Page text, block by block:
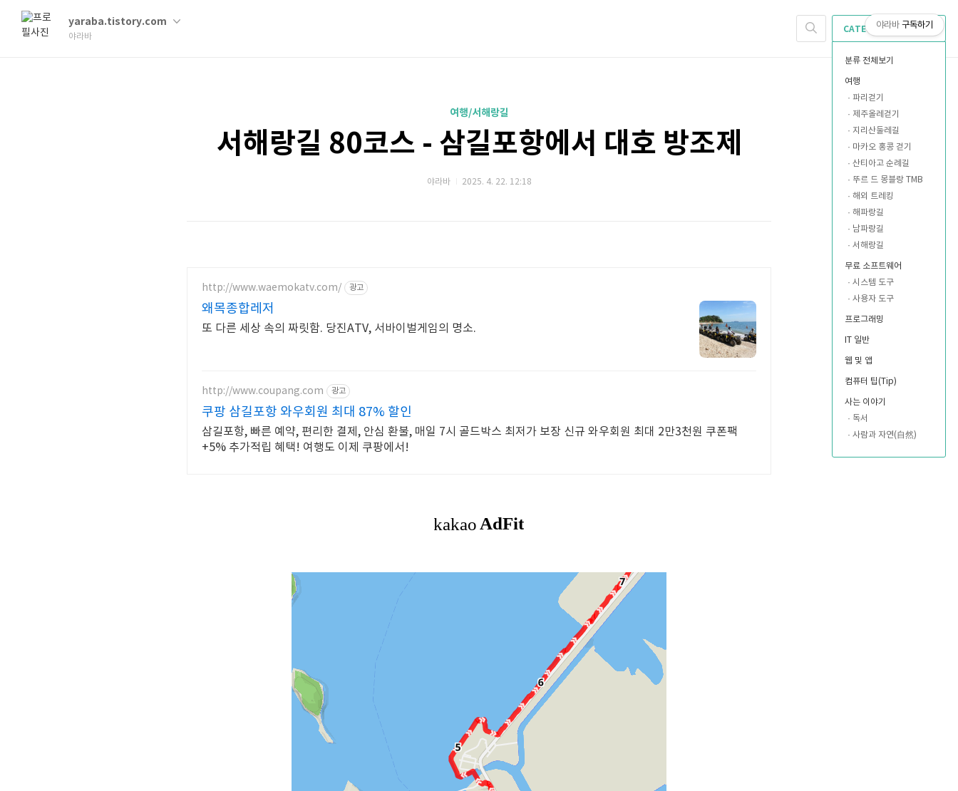
yaraba.tistory.com
야라바
CATEGORY
분류 전체보기
여행
파리걷기
제주올레걷기
지리산둘레길
마카오 홍콩 걷기
산티아고 순례길
뚜르 드 몽블랑 TMB
해외 트레킹
해파랑길
남파랑길
서해랑길
무료 소프트웨어
시스템 도구
사용자 도구
프로그래밍
IT 일반
웹 및 앱
컴퓨터 팁(Tip)
사는 이야기
독서
사람과 자연(自然)
여행/서해랑길
서해랑길 80코스 - 삼길포항에서 대호 방조제
야라바 2025. 4. 22. 12:18
http://www.waemokatv.com/ 광고
왜목종합레저
또 다른 세상 속의 짜릿함. 당진ATV, 서바이벌게임의 명소.
http://www.coupang.com 광고
쿠팡 삼길포항 와우회원 최대 87% 할인
삼길포항, 빠른 예약, 편리한 결제, 안심 환불, 매일 7시 골드박스 최저가 보장 신규 와우회원 최대 2만3천원 쿠폰팩
+5% 추가적립 혜택! 여행도 이제 쿠팡에서!
야라바 구독하기